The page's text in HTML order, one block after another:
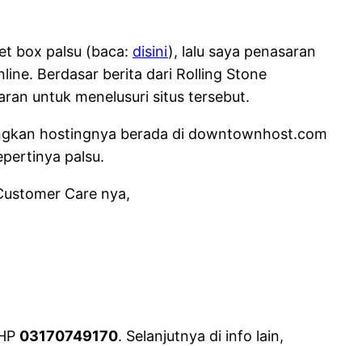
box palsu (baca: disini), lalu saya penasaran
Berdasar berita dari Rolling Stone
untuk menelusuri situs tersebut.
hostingnya berada di downtownhost.com
palsu.
Care nya,
03170749170. Selanjutnya di info lain,